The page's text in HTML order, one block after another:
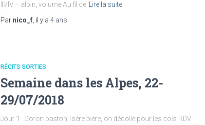
III/IV – alpin, volume Au fil de
Lire la suite
Par nico_f , il y a 4 ans
RÉCITS SORTIES
Semaine dans les Alpes, 22-
29/07/2018
Jour 1 : Doron baston, Isère bière, on décolle pour les cols RDV